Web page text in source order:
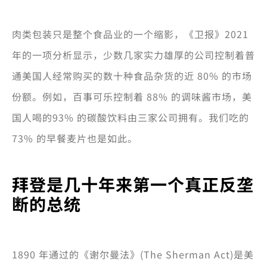
肉类包装只是整个食品业的一个缩影，《卫报》2021
年的一项分析显示，少数几家实力雄厚的公司控制着普
通美国人经常购买的数十种食品杂货的近 80% 的市场
份额。例如，百事可乐控制着 88% 的调味酱市场，美
国人喝的93% 的碳酸饮料由三家公司拥有。我们吃的
73% 的早餐麦片也是如此。
拜登是几十年来第一个真正反垄
断的总统
1890 年通过的《谢尔曼法》(The Sherman Act)是美